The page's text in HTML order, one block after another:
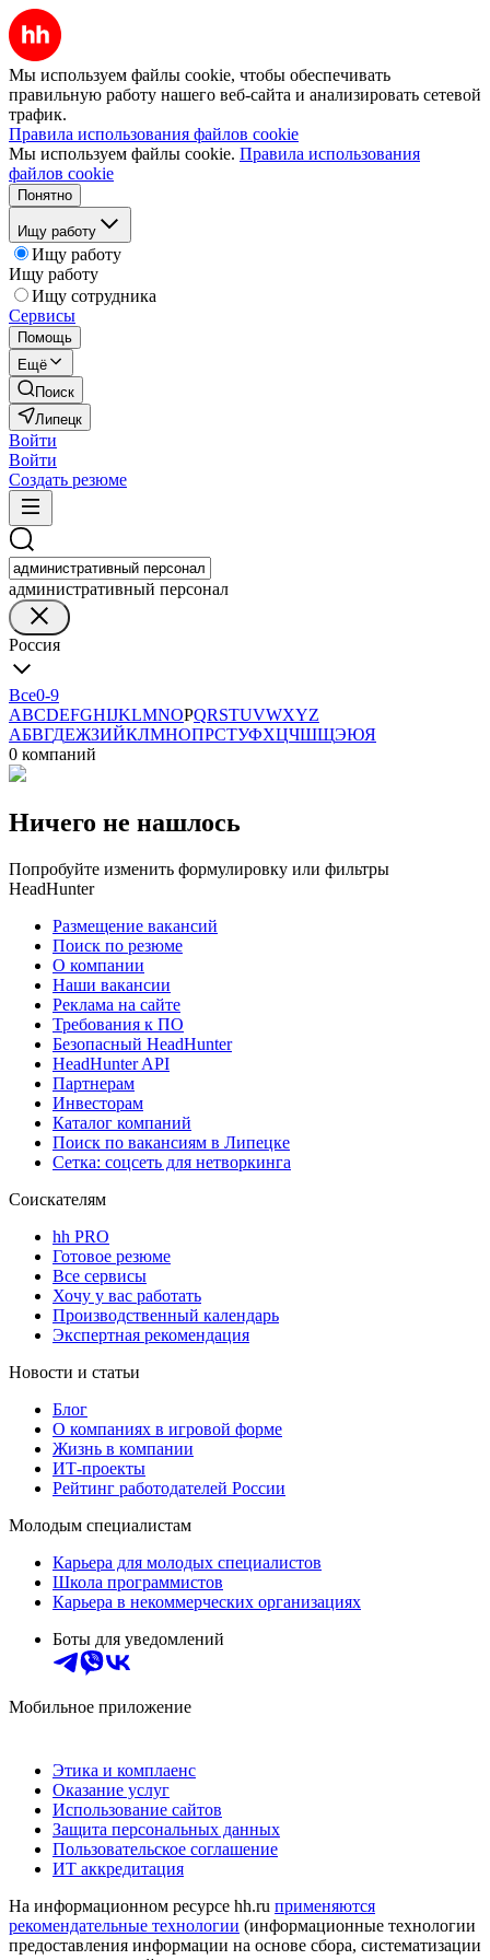
Мы используем файлы cookie, чтобы обеспечивать
правильную работу нашего веб-сайта и анализировать сетевой
трафик.
Правила использования файлов cookie
Мы используем файлы cookie. Правила использования
файлов cookie
Понятно
Ищу работу
Ищу работу
Ищу работу
Ищу сотрудника
Сервисы
Помощь
Ещё
Поиск
Липецк
Войти
Войти
Создать резюме
административный персонал
Россия
Все0-9
ABCDEFGHIJKLMNOPQRSTUVWXYZ
АБВГДЕЖЗИЙКЛМНОПРСТУФХЦЧШЩЭЮЯ
0 компаний
Ничего не нашлось
Попробуйте изменить формулировку или фильтры
HeadHunter
Размещение вакансий
Поиск по резюме
О компании
Наши вакансии
Реклама на сайте
Требования к ПО
Безопасный HeadHunter
HeadHunter API
Партнерам
Инвесторам
Каталог компаний
Поиск по вакансиям в Липецке
Сетка: соцсеть для нетворкинга
Соискателям
hh PRO
Готовое резюме
Все сервисы
Хочу у вас работать
Производственный календарь
Экспертная рекомендация
Новости и статьи
Блог
О компаниях в игровой форме
Жизнь в компании
ИТ-проекты
Рейтинг работодателей России
Молодым специалистам
Карьера для молодых специалистов
Школа программистов
Карьера в некоммерческих организациях
Боты для уведомлений
Мобильное приложение
Этика и комплаенс
Оказание услуг
Использование сайтов
Защита персональных данных
Пользовательское соглашение
ИТ аккредитация
На информационном ресурсе hh.ru применяются
рекомендательные технологии (информационные технологии
предоставления информации на основе сбора, систематизации